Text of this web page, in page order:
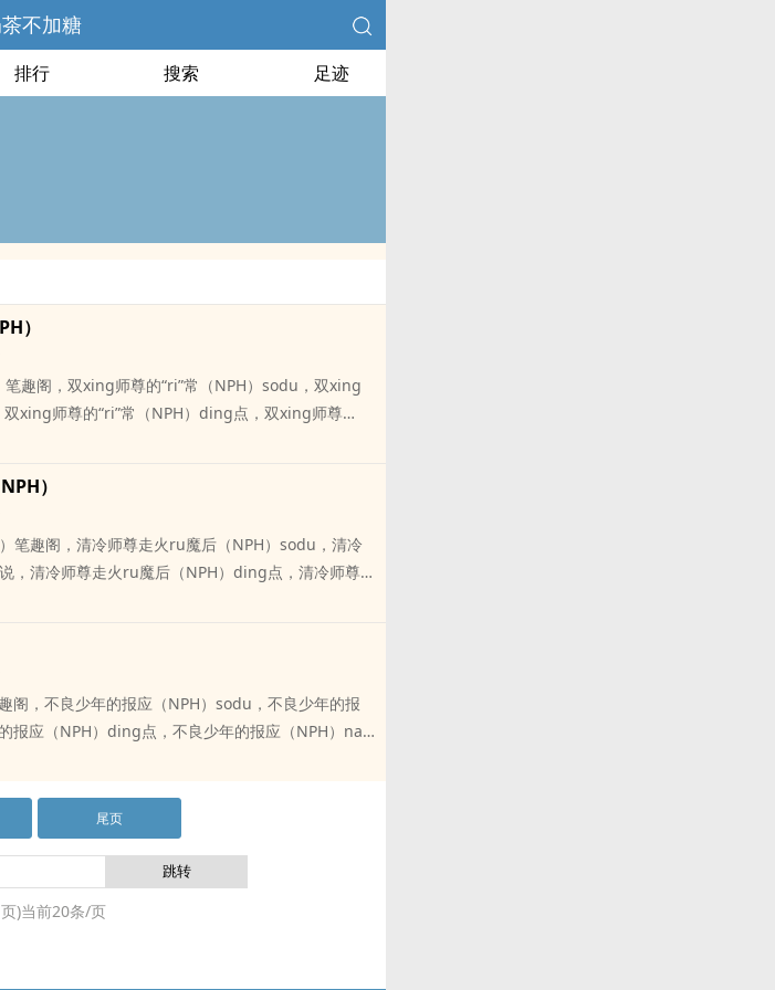
不加糖
排行 搜索 足迹
）
趣阁，双xing师尊的“ri”常（NPH）sodu，双xing
双xing师尊的“ri”常（NPH）ding点，双xing师尊
缠绕着自己的shenti，不让任何人发现他的秘密。
魔刺激到走火ru魔后，他的秘密暴lou在弟子面前。
们一个个围了上来，将guntang又nong烈的ai意尽
直到他习惯，直至享受上瘾，最后乃至沉沦。 走肾
）
笔趣阁，清冷师尊走火ru魔后（NPH）sodu，清冷
，清冷师尊走火ru魔后（NPH）ding点，清冷师尊
缠绕着自己的shenti，不让任何人发现他的秘密。
魔刺激到走火ru魔后，他的秘密暴lou在弟子面前。
们一个个围了上来，将guntang又nong烈的ai意尽
到他习惯，直至享受上瘾，最后乃至沉沦。 走肾
阁，不良少年的报应（NPH）sodu，不良少年的报
报应（NPH）ding点，不良少年的报应（NPH）nai
一世的不良少年被彻底调教成一个xingnu。
尾页
页)当前20条/页